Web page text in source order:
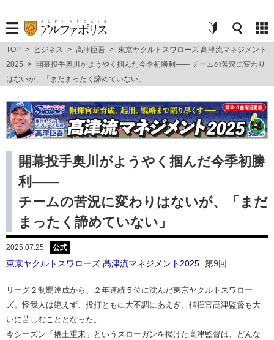
TOP > ビジネス > 髙津臣吾 > 東京ヤクルトスワローズ 髙津流マネジメント
2025 > 開幕投手奥川がようやく掴んだ今季初勝利―― チームの苦況に変わり
はないが、「まだまったく諦めていない」
開幕投手奥川がようやく掴んだ今季初勝
利――
チームの苦況に変わりはないが、「まだ
まったく諦めていない」
2025.07.25 公式
東京ヤクルトスワローズ 髙津流マネジメント2025 第9回
リーグ２制覇達成から、２年連続５位に沈んだ東京ヤクルトスワロー
ズ。怪我人は絶えず、投打ともに大不調にあえぎ、指揮官髙津監督も大
いに苦しむこととなった。
今シーズン「捲土重来」というスローガンを掲げた髙津監督は、どんな